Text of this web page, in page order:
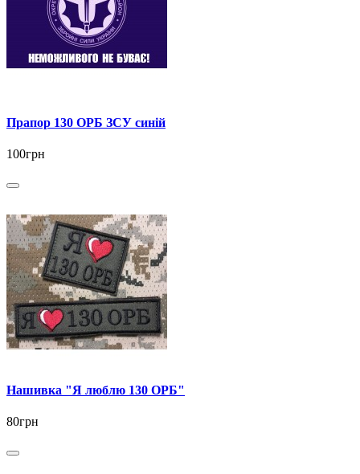
Прапор 130 ОРБ ЗСУ синій
100грн
Нашивка "Я люблю 130 ОРБ"
80грн